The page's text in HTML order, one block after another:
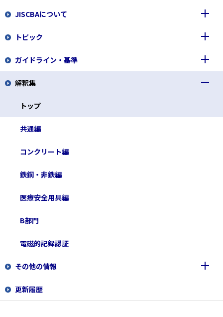
JISCBAについて
事業内容
組織図
会員名簿
入会のご案内
トピック
JISA5308 適正な管理状況に関する審査の実施
JISマークアンケート調査結果
JISマークのメリットについて
グリーン調達でのJISマーク活用促進
ガイドライン・基準
JISCBA 認証指針
JISCBAリモート審査実施基準
品質管理責任者養成講習会基準
品質管理責任者力量維持講習会基準
電磁的記録の品質管理責任者養成講習会基準
JISの解釈Q&A
解釈集
トップ
共通編
コンクリート編
鉄鋼・非鉄編
医療安全用具編
B部門
電磁的記録認証
その他の情報
福祉用具マークの表示に適する規格リスト
更新履歴